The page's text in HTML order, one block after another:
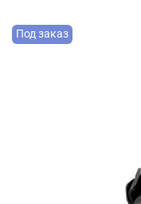
Под заказ